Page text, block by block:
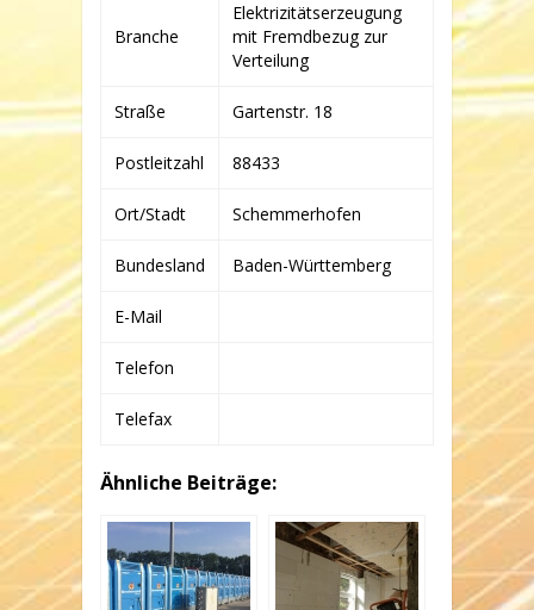
&
CO.
KG
Branche
Elektrizitätserzeugung
mit Fremdbezug zur
Verteilung
Straße Gartenstr. 18
Postleitzahl 88433
Ort/Stadt Schemmerhofen
Bundesland Baden-Württemberg
E-Mail
Telefon
Telefax
Ähnliche Beiträge: